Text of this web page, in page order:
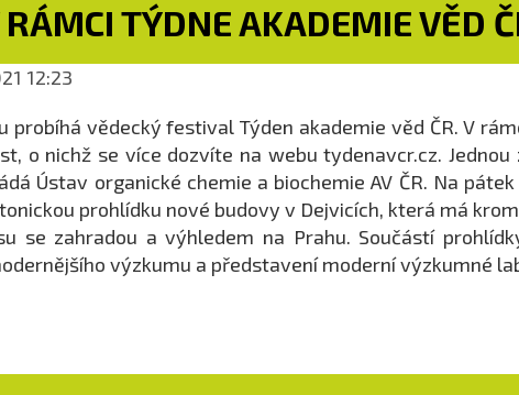
TÝDNE AKADEMIE VĚD
12:23
probíhá vědecký festival Týden akademie věd ČR. V
o nichž se více dozvíte na webu tydenavcr.cz. Jednou
Ústav organické chemie a biochemie AV ČR. Na
prohlídku nové budovy v Dejvicích, která má
se zahradou a výhledem na Prahu. Součástí
výzkumu a představení moderní výzkumné